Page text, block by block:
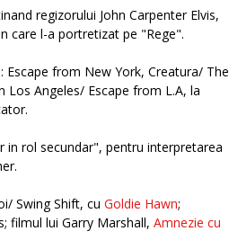
regizorului John Carpenter Elvis,
care l-a portretizat pe "Rege".
from New York, Creatura/ The
Los Angeles/ Escape from L.A, la
in rol secundar", pentru interpretarea
Swing Shift, cu Goldie Hawn;
filmul lui Garry Marshall, Amnezie cu